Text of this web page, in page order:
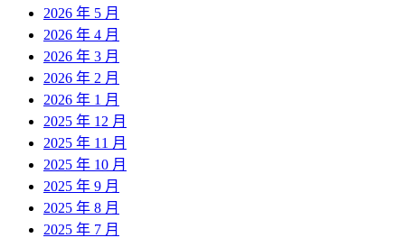
2026 年 5 月
2026 年 4 月
2026 年 3 月
2026 年 2 月
2026 年 1 月
2025 年 12 月
2025 年 11 月
2025 年 10 月
2025 年 9 月
2025 年 8 月
2025 年 7 月